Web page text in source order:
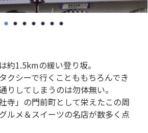
約1.5kmの緩い登り坂。
クシーで行くことももちろんでき
りしてしまうのは勿体無い。
寺」の門前町として栄えたこの周
ルメ＆スイーツの名店が数多く点